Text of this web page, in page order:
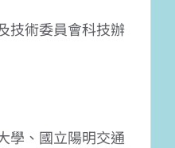
技術委員會科技辦
學、國立陽明交通